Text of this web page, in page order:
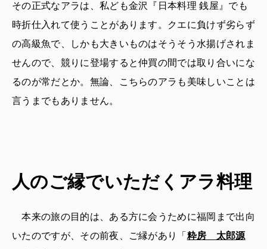
その正式なアラは、私ども金沢『日本料理 銭屋』でも
時折仕入れて使うことがあります。クエに負けず劣らず
の高級魚で、しかも大きいものはそうそう水揚げされま
せんので、競りに登場すると仲買の間では取り合いにな
るのが常だとか。無論、こちらのアラも美味しいことは
言うまでもありません。
人のご縁でいただくアラ料理
本来の旅の目的は、ある方に会うために福岡まで出向
いたのですが、その前夜、ご縁があり「 粋房 太郎源